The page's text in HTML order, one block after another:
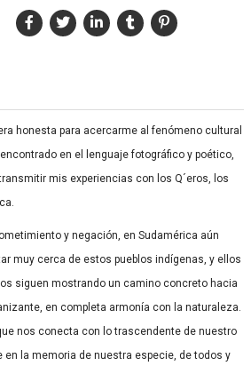
honesta para acercarme al fenómeno cultural
en el lenguaje fotográfico y poético,
mis experiencias con los Q´eros, los
y negación, en Sudamérica aún
muy cerca de estos pueblos indígenas, y ellos
siguen mostrando un camino concreto hacia
en completa armonía con la naturaleza.
nos conecta con lo trascendente de nuestro
en la memoria de nuestra especie, de todos y